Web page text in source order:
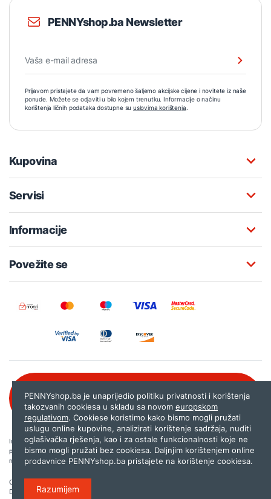
PENNYshop.ba Newsletter
Prijavom pristajete da vam povremeno šaljemo akcijske cijene i novitete iz naše
ponude. Možete se odjaviti u bilo kojem trenutku. Informacije o načinu
korištenja ličnih podataka dostupne su uslovima korištenja.
Kupovina
Servisi
Informacije
Povežite se
080 020 261
Internet trgovina PENNYshop.ba nastoji objavljivati samo provjerene i pravilne
podatke. Ako na našoj stranici otkrijete neistinite, odnosno neadekvatne informacije,
molimo vas da nam to javite nashop@pennyplus.com .
Copyright © 2026.
Dizajn i programiranje:
PENNYshop.ba je unaprijedio politiku privatnosti i korištenja
takozvanih cookiesa u skladu sa novom europskom
regulativom. Cookiese koristimo kako bismo mogli pružati
uslugu online kupovine, analizirati korištenje sadržaja, nuditi
oglašivačka rješenja, kao i za ostale funkcionalnosti koje ne
bismo mogli pružati bez cookiesa. Daljnjim korištenjem online
prodavnice PENNYshop.ba pristajete na korištenje cookiesa.
Razumijem